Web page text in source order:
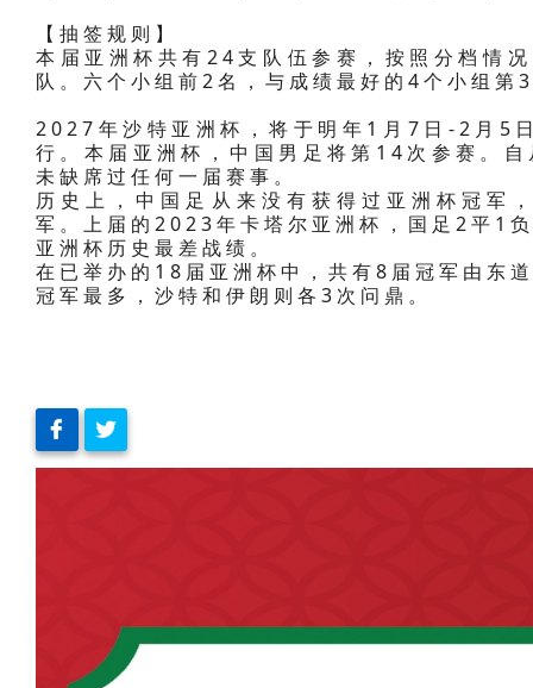
【抽签规则】
本届亚洲杯共有24支队伍参赛，按照分档情
队。六个小组前2名，与成绩最好的4个小组第
2027年沙特亚洲杯，将于明年1月7日-2月5
行。本届亚洲杯，中国男足将第14次参赛。
未缺席过任何一届赛事。
历史上，中国足从来没有获得过亚洲杯冠
军。上届的2023年卡塔尔亚洲杯，国足2平1
亚洲杯历史最差战绩。
在已举办的18届亚洲杯中，共有8届冠军由东
冠军最多，沙特和伊朗则各3次问鼎。